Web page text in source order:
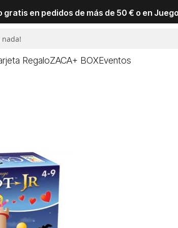
gratis en pedidos de más de 50 € o en
RegaloZACA+ BOXEventos